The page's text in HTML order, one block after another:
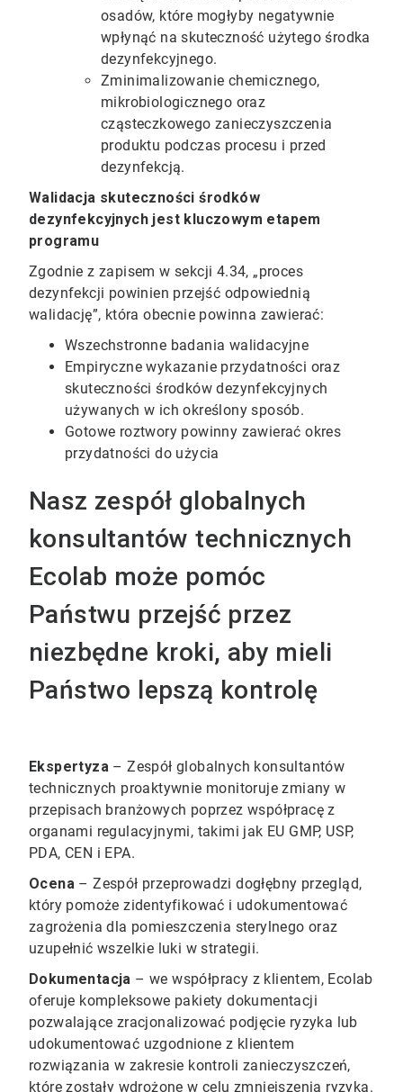
osadów, które mogłyby negatywnie
wpłynąć na skuteczność użytego środka
dezynfekcyjnego.
Zminimalizowanie chemicznego,
mikrobiologicznego oraz
cząsteczkowego zanieczyszczenia
produktu podczas procesu i przed
dezynfekcją.
Walidacja skuteczności środków
dezynfekcyjnych jest kluczowym etapem
programu
Zgodnie z zapisem w sekcji 4.34, „proces
dezynfekcji powinien przejść odpowiednią
walidację”, która obecnie powinna zawierać:
Wszechstronne badania walidacyjne
Empiryczne wykazanie przydatności oraz
skuteczności środków dezynfekcyjnych
używanych w ich określony sposób.
Gotowe roztwory powinny zawierać okres
przydatności do użycia
Nasz zespół globalnych
konsultantów technicznych
Ecolab może pomóc
Państwu przejść przez
niezbędne kroki, aby mieli
Państwo lepszą kontrolę
Ekspertyza – Zespół globalnych konsultantów
technicznych proaktywnie monitoruje zmiany w
przepisach branżowych poprzez współpracę z
organami regulacyjnymi, takimi jak EU GMP, USP,
PDA, CEN i EPA.
Ocena – Zespół przeprowadzi dogłębny przegląd,
który pomoże zidentyfikować i udokumentować
zagrożenia dla pomieszczenia sterylnego oraz
uzupełnić wszelkie luki w strategii.
Dokumentacja – we współpracy z klientem, Ecolab
oferuje kompleksowe pakiety dokumentacji
pozwalające zracjonalizować podjęcie ryzyka lub
udokumentować uzgodnione z klientem
rozwiązania w zakresie kontroli zanieczyszczeń,
które zostały wdrożone w celu zmniejszenia ryzyka.